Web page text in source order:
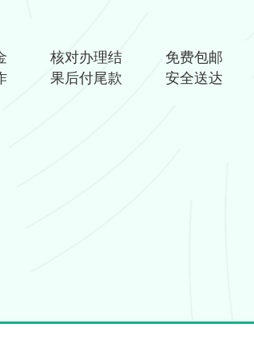
核对办理结
果后付尾款
免费包邮
安全送达